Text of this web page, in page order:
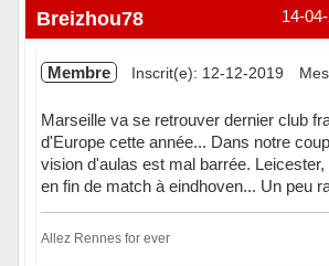
Hors ligne 14-
Breizhou78
Membre Inscrit(e): 12-12-2019
Marseille va se retrouver dernier club
d'Europe cette année... Dans notre
vision d'aulas est mal barrée.
en fin de match à eindhoven... Un peu
Allez Rennes for ever